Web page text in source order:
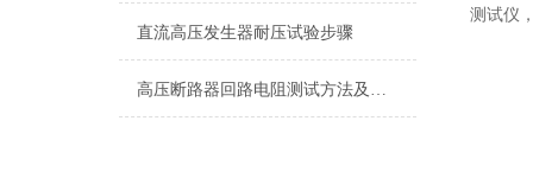
直流高压发生器耐压试验步骤
高压断路器回路电阻测试方法及操作流程注意事项
测试仪